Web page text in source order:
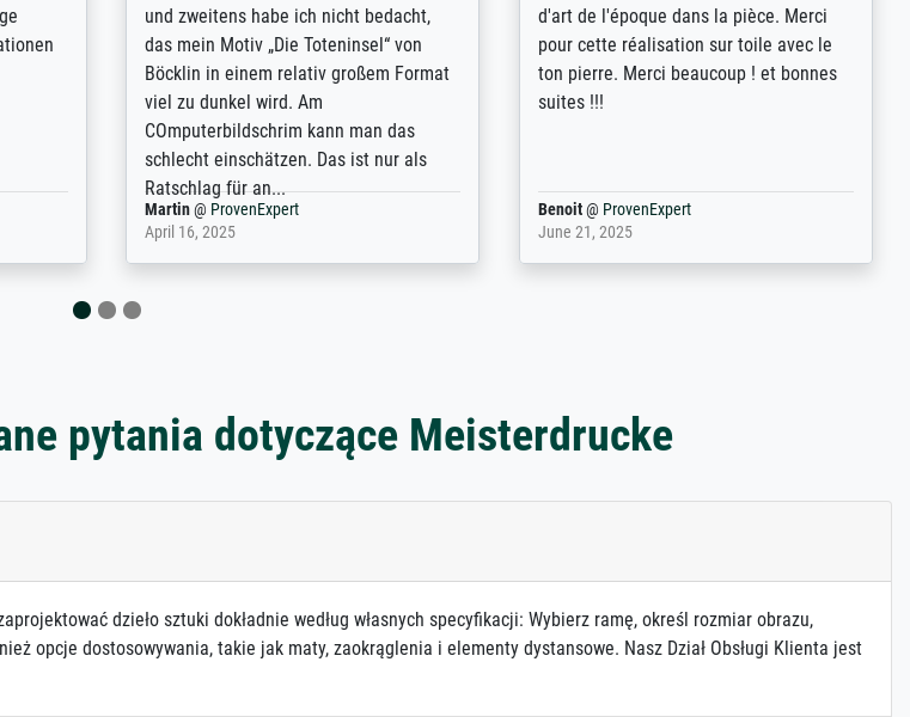
I
site
very
results for the prints requested by the
client. The company has a vast
repertoire of prints to choose from, and
will provide excellent service also with
regards to prints which are not in that
repertoire. Highly recommended!
Anonym@ProvenExpert
April 22, 2026
Bestellkriterien geführt, verständliche
Erklärungen, z.B. mit Bilddarstellungen,
werde auf jeden Fall meine guten
Erfahrungen weitergeben.
Anonym@ProvenExpert
May 13, 2026
pytania dotyczące Meisterdrucke
dzieło sztuki dokładnie według własnych specyfikacji: Wybierz ramę, określ rozmiar obrazu,
opcje dostosowywania, takie jak maty, zaokrąglenia i elementy dystansowe. Nasz Dział Obsługi Klienta jest